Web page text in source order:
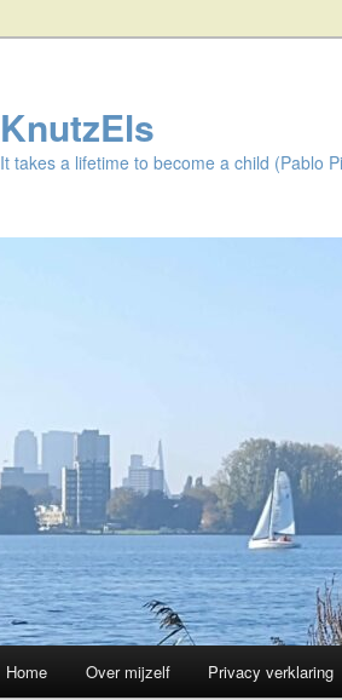
KnutzEls
It takes a lifetime to become a child (Pablo
Skip
Home Over mijzelf Privacy verklaring